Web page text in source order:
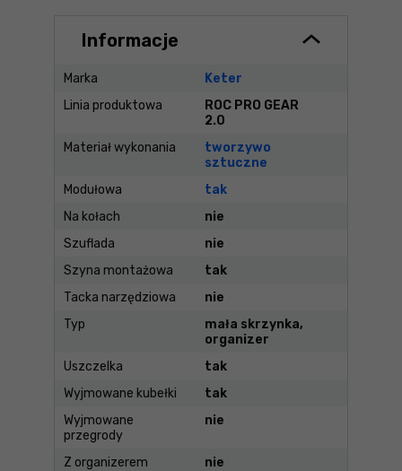
Informacje
Marka
Keter
Linia produktowa
ROC PRO GEAR
2.0
Materiał wykonania
tworzywo
sztuczne
Modułowa
tak
Na kołach
nie
Szuflada
nie
Szyna montażowa
tak
Tacka narzędziowa
nie
Typ
mała skrzynka,
organizer
Uszczelka
tak
Wyjmowane kubełki
tak
Wyjmowane
przegrody
nie
Z organizerem
nie